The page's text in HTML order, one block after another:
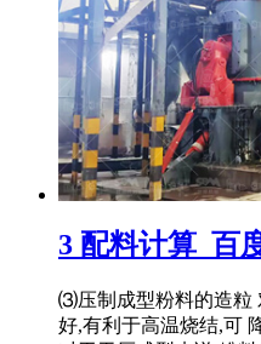
3 配料计算_百
⑶压制成型粉料的造粒
好,有利于高温烧结,可